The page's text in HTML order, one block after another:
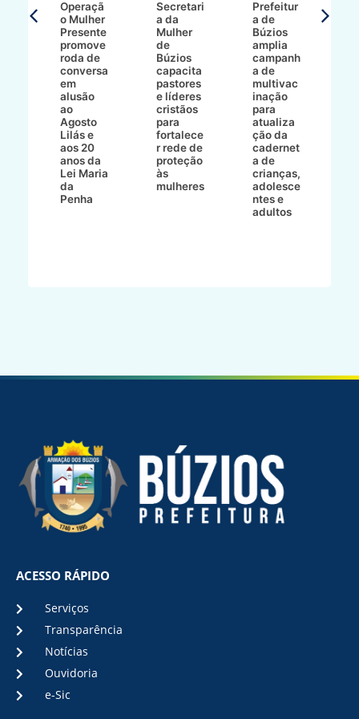
Operaçã
o Mulher
Presente
promove
roda de
conversa
em
alusão
ao
Agosto
Lilás e
aos 20
anos da
Lei Maria
da
Penha
Secretari
a da
Mulher
de
Búzios
capacita
pastores
e líderes
cristãos
para
fortalece
r rede de
proteção
às
mulheres
Prefeitur
a de
Búzios
amplia
campanh
a de
multivac
inação
para
atualiza
ção da
cadernet
a de
crianças,
adolesce
ntes e
adultos
ACESSO RÁPIDO
Serviços
Transparência
Notícias
Ouvidoria
e-Sic